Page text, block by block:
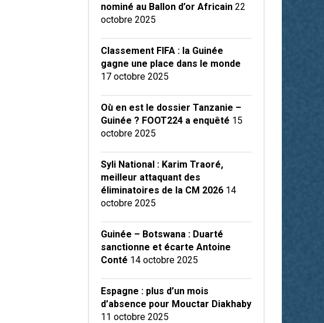
nominé au Ballon d’or Africain 22
octobre 2025
Classement FIFA : la Guinée
gagne une place dans le monde
17 octobre 2025
Où en est le dossier Tanzanie –
Guinée ? FOOT224 a enquêté 15
octobre 2025
Syli National : Karim Traoré,
meilleur attaquant des
éliminatoires de la CM 2026 14
octobre 2025
Guinée – Botswana : Duarté
sanctionne et écarte Antoine
Conté 14 octobre 2025
Espagne : plus d’un mois
d’absence pour Mouctar Diakhaby
11 octobre 2025